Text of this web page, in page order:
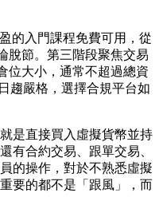
的入門課程免費可用，從
脫節。第三階段聚焦交易
位大小，通常不超過總資
趨嚴格，選擇合規平台如
是直接買入虛擬貨幣並持
有合約交易、跟單交易、
的操作，對於不熟悉虛擬
要的都不是「跟風」，而